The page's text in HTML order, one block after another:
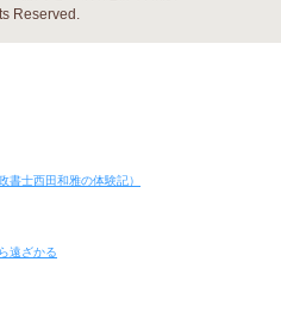
Reserved.
書士西田和雅の体験記）
遠ざかる